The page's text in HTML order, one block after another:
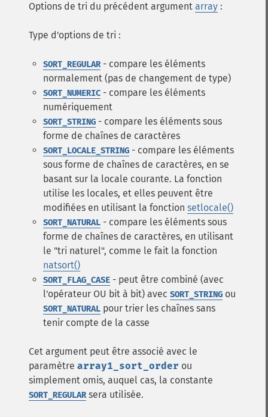
Options de tri du précédent argument array :
Type d'options de tri :
SORT_REGULAR- compare les éléments
normalement (pas de changement de type)
SORT_NUMERIC - compare les éléments
numériquement
SORT_STRING - compare les éléments sous
forme de chaînes de caractères
SORT_LOCALE_STRING - compare les éléments
sous forme de chaînes de caractères, en se
basant sur la locale courante. La fonction
utilise les locales, et elles peuvent être
modifiées en utilisant la fonction setlocale()
SORT_NATURAL - compare les éléments sous
forme de chaînes de caractères, en utilisant
le "tri naturel", comme le fait la fonction
natsort()
SORT_FLAG_CASE - peut être combiné (avec
l'opérateur OU bit à bit) avec SORT_STRING ou
SORT_NATURAL pour trier les chaînes sans
tenir compte de la casse
Cet argument peut être associé avec le
paramètre array1_sort_order ou
simplement omis, auquel cas, la constante
SORT_REGULARsera utilisée.